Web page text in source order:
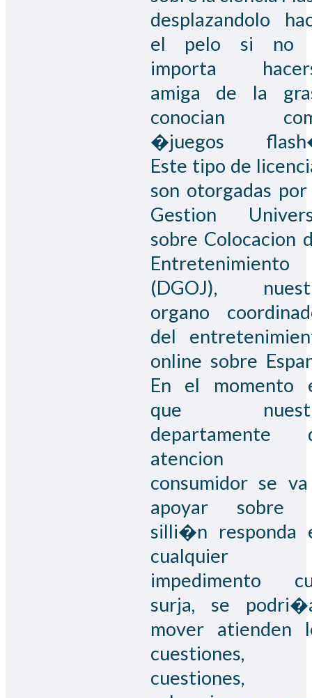
desplazandolo
el pelo si no
importa
amiga de la
conocian
�juegos
Este tipo de
son otorgadas
Gestion
sobre Colocacion
Entretenimiento
(DGOJ),
organo
del
online sobre
En el momento
que
departamente
atencion
consumidor se
apoyar sobre
silli�n responda
cualquier
impedimento
surja, se
mover atienden
cuestiones,
cuestiones,